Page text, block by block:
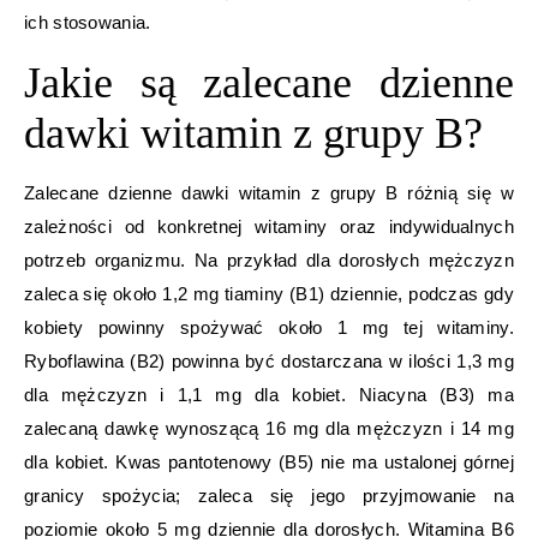
ich stosowania.
Jakie są zalecane dzienne
dawki witamin z grupy B?
Zalecane dzienne dawki witamin z grupy B różnią się w
zależności od konkretnej witaminy oraz indywidualnych
potrzeb organizmu. Na przykład dla dorosłych mężczyzn
zaleca się około 1,2 mg tiaminy (B1) dziennie, podczas gdy
kobiety powinny spożywać około 1 mg tej witaminy.
Ryboflawina (B2) powinna być dostarczana w ilości 1,3 mg
dla mężczyzn i 1,1 mg dla kobiet. Niacyna (B3) ma
zalecaną dawkę wynoszącą 16 mg dla mężczyzn i 14 mg
dla kobiet. Kwas pantotenowy (B5) nie ma ustalonej górnej
granicy spożycia; zaleca się jego przyjmowanie na
poziomie około 5 mg dziennie dla dorosłych. Witamina B6